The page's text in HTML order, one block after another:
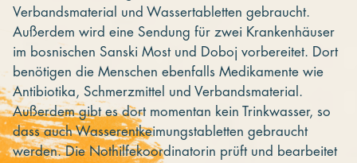
Verbandsmaterial und Wassertabletten gebraucht.
Außerdem wird eine Sendung für zwei Krankenhäuser
im bosnischen Sanski Most und Doboj vorbereitet. Dort
benötigen die Menschen ebenfalls Medikamente wie
Antibiotika, Schmerzmittel und Verbandsmaterial.
Außerdem gibt es dort momentan kein Trinkwasser, so
dass auch Wasserentkeimungstabletten gebraucht
werden. Die Nothilfekoordinatorin prüft und bearbeitet